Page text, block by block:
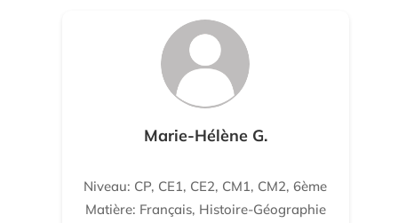
Marie-Hélène G.
Niveau: CP, CE1, CE2, CM1, CM2, 6ème
Matière: Français, Histoire-Géographie